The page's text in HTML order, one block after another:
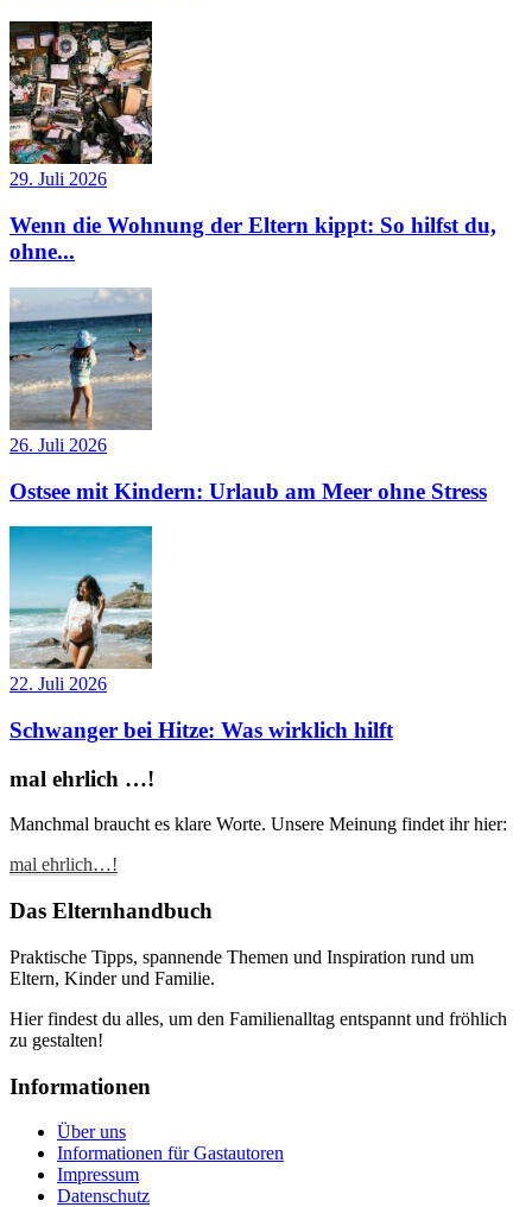
29. Juli 2026
Wenn die Wohnung der Eltern kippt: So hilfst du,
ohne...
26. Juli 2026
Ostsee mit Kindern: Urlaub am Meer ohne Stress
22. Juli 2026
Schwanger bei Hitze: Was wirklich hilft
mal ehrlich …!
Manchmal braucht es klare Worte. Unsere Meinung findet ihr hier:
mal ehrlich…!
Das Elternhandbuch
Praktische Tipps, spannende Themen und Inspiration rund um
Eltern, Kinder und Familie.
Hier findest du alles, um den Familienalltag entspannt und fröhlich
zu gestalten!
Informationen
Über uns
Informationen für Gastautoren
Impressum
Datenschutz